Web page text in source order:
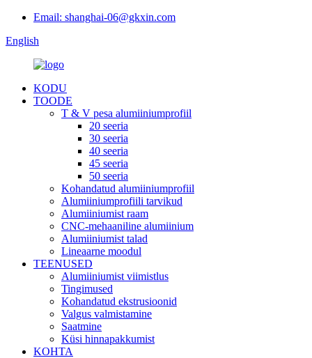
Email: shanghai-06@gkxin.com
English
KODU
TOODE
T & V pesa alumiiniumprofiil
20 seeria
30 seeria
40 seeria
45 seeria
50 seeria
Kohandatud alumiiniumprofiil
Alumiiniumprofiili tarvikud
Alumiiniumist raam
CNC-mehaaniline alumiinium
Alumiiniumist talad
Lineaarne moodul
TEENUSED
Alumiiniumist viimistlus
Tingimused
Kohandatud ekstrusioonid
Valgus valmistamine
Saatmine
Küsi hinnapakkumist
KOHTA